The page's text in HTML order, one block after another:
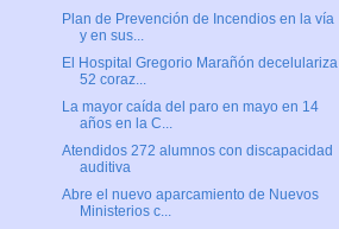
Plan de Prevención de Incendios en la vía
y en sus...
El Hospital Gregorio Marañón decelulariza
52 coraz...
La mayor caída del paro en mayo en 14
años en la C...
Atendidos 272 alumnos con discapacidad
auditiva
Abre el nuevo aparcamiento de Nuevos
Ministerios c...